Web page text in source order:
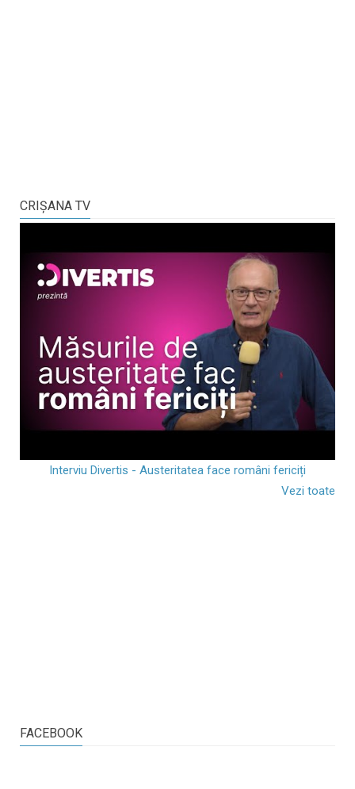
CRIŞANA TV
Interviu Divertis - Austeritatea face români fericiți
Vezi toate
FACEBOOK